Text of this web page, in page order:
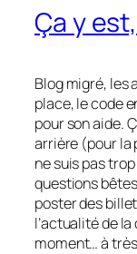
Ça y
Blog migré, les
place, le code
pour son aide.
arrière (pour la
ne suis pas
questions
poster des
l’actualité de
moment… à